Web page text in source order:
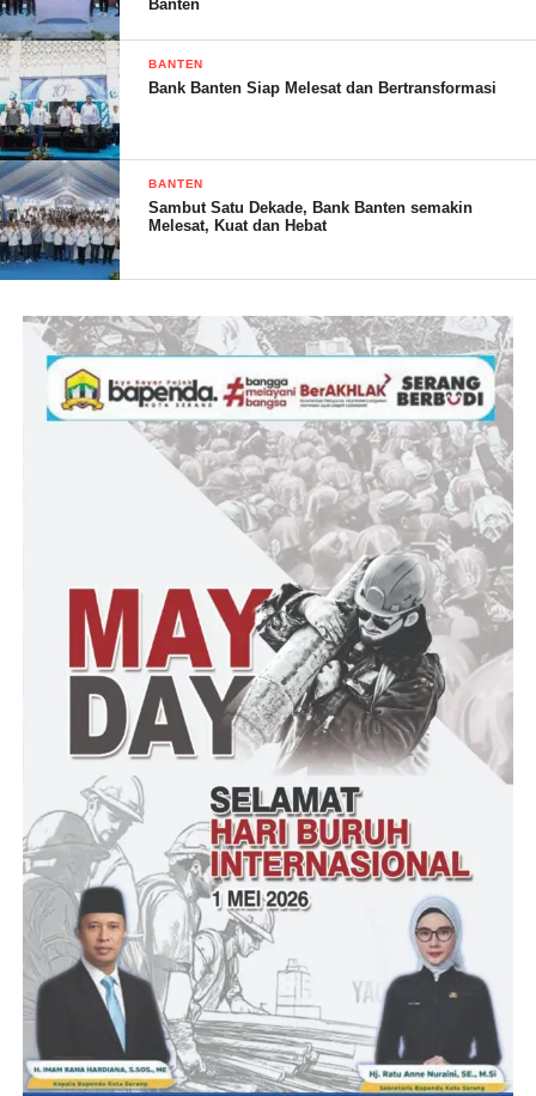
16-11-22, sehabis narik penumpang dari arah Pandeglang ke
Saketi. Ketika di wilayah Mengger saya di stop oleh 3 orang
laki-laki untuk meminta diantar ke Bojong Kabupaten
Pandeglang dengan ongkos Rp. 150,000 (seratus lima puluh ribu
rupiah). Tanpa rasa curiga sayapun langsung menyepakati dan
langsung mengantar. Ungkapnya
Ditengah perjalanan sekitar pukul 20:30wib diwilayah
pemakaman Bojong. saya di kalungi Celurit di leher oleh salah
satu pelaku dibangku belakang, kemudian satu pelaku lagi
menodongkan pisau ke tubuh saya dan satu pelaku lagi yang
duduk di samping saya (depan) menodongkan senjata api.
Terang Ucu
Tidak lama saya ditarik ke belakang dan di ikat tangan, kaki
pakai tali rapia dan mulut mata saya ditutupi lakban hitam oleh si
pelaku. Saat itu saya tidak ingat apa-apa lagi. Jelasnya
Kejadian tersebut saat ini telah ditangani Polsek Cikulur Polres
Lebak untuk dilakukan pengembangan lebih lanjut, bahwa si
koban telah mengalami tindak pidana pencurian dengan
kekerasan, dari hasil keterangan si korban. Korban mengalami
kerugian, satu unit R4 angkot Suzuki Futura warna Abu-abu No
Pol A 1975 KX, satu buah HP Oppo A15 warna putih dan uang
tunai sebesar Rp. 150,000, selanjutnya korban akan di bawa ke
polsek Cikulur untuk di amankan dan dimintai keterangan lebih
lanjut.
Banten
BANTEN
Bank Banten Siap Melesat dan Bertransformasi
BANTEN
Sambut Satu Dekade, Bank Banten semakin
Melesat, Kuat dan Hebat